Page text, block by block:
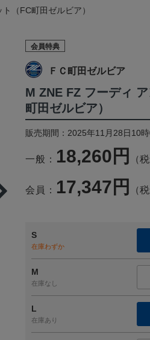
（FC町田ゼルビア）
会員特典
ＦＣ町田ゼルビア
M ZNE FZ フーディ
町田ゼルビア）
販売期間：2025年11月28日10
一般： 18,260円 （
会員： 17,347円 （
S
在庫わずか
M
在庫なし
L
在庫あり